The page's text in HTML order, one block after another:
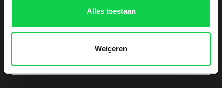
Alles toestaan
Weigeren
Aantal Rhododendron's
Naam